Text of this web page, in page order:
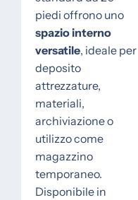
piedi offrono uno
spazio interno
versatile, ideale per
deposito
attrezzature,
materiali,
archiviazione o
utilizzo come
magazzino
temporaneo.
Disponibile in